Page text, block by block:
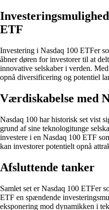
ETF
Investering i Nasdaq 100 ETFer
åbner døren for investorer til at
innovative selskaber i verden.
opnå diversificering og potentiel
Værdiskabelse med
Nasdaq 100 har historisk set vist
grund af sine teknologitunge
investere i en Nasdaq 100 ETF
kan investorer potentielt opnå
Afsluttende tanker
Samlet set er Nasdaq 100 ETFer
ETF en spændende
eksponering mod dynamikken i